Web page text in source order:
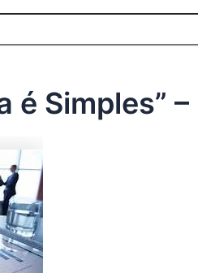
é Simples” –